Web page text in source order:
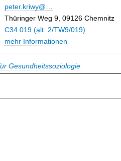
peter.kriwy@…
Thüringer Weg 9, 09126 Chemnitz
C34.019 (alt: 2/TW9/019)
mehr Informationen
Gesundheitssoziologie